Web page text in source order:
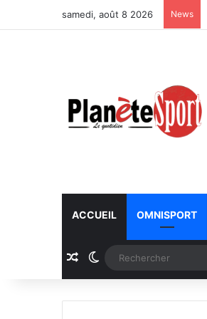
samedi, août 8 2026 News
ACCUEIL OMNISPORT
Article Aléatoire
Switch skin